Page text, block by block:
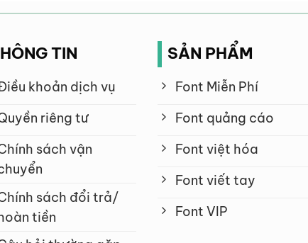
TIN
khoản dịch vụ
riêng tư
sách vận
sách đổi trả/
tiền
SẢN PHẨM
Font Miễn Phí
Font quảng cáo
Font việt hóa
Font viết tay
Font VIP